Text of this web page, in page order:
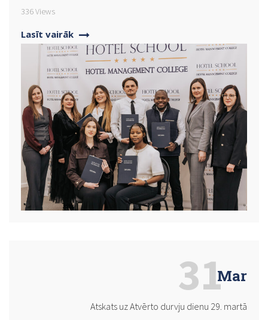
336 Views
Lasīt vairāk
Mar
Atskats uz Atvērto durvju dienu 29. martā
31